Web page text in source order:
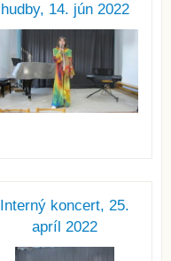
hudby, 14. jún 2022
Interný koncert, 25.
apríl 2022